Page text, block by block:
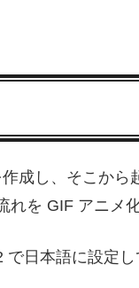
成し、そこから
を GIF アニメ
日本語に設定し